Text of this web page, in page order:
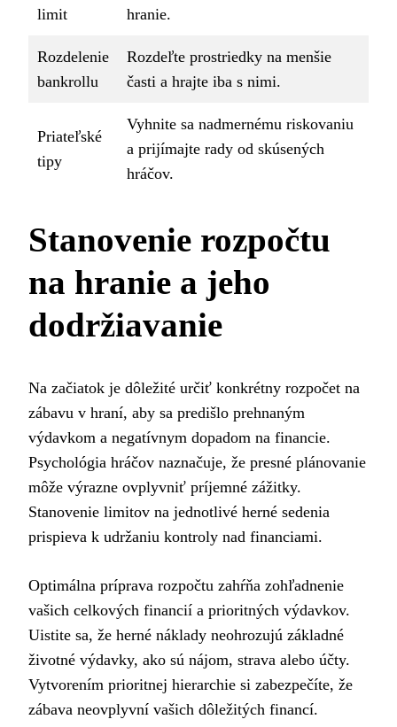
limit
hranie.
Rozdelenie
bankrollu
Rozdeľte prostriedky na menšie
časti a hrajte iba s nimi.
Priateľské
tipy
Vyhnite sa nadmernému riskovaniu
a prijímajte rady od skúsených
hráčov.
Stanovenie rozpočtu
na hranie a jeho
dodržiavanie
Na začiatok je dôležité určiť konkrétny rozpočet na
zábavu v hraní, aby sa predišlo prehnaným
výdavkom a negatívnym dopadom na financie.
Psychológia hráčov naznačuje, že presné plánovanie
môže výrazne ovplyvniť príjemné zážitky.
Stanovenie limitov na jednotlivé herné sedenia
prispieva k udržaniu kontroly nad financiami.
Optimálna príprava rozpočtu zahŕňa zohľadnenie
vašich celkových financií a prioritných výdavkov.
Uistite sa, že herné náklady neohrozujú základné
životné výdavky, ako sú nájom, strava alebo účty.
Vytvorením prioritnej hierarchie si zabezpečíte, že
zábava neovplyvní vašich dôležitých financí.